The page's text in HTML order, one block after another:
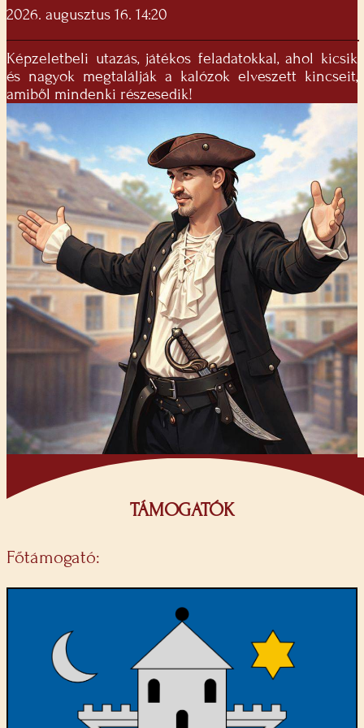
2026. augusztus 16. 14:20
Képzeletbeli utazás, játékos feladatokkal, ahol kicsik
és nagyok megtalálják a kalózok elveszett kincseit,
amiből mindenki részesedik!
TÁMOGATÓK
Főtámogató: